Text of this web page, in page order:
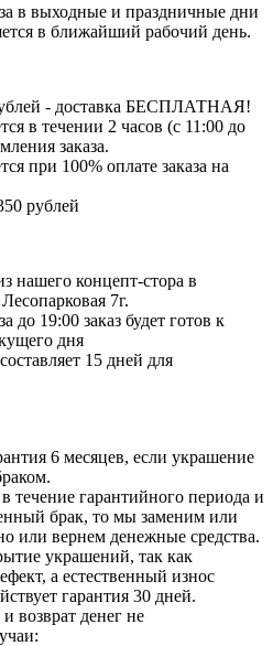
в выходные и праздничные дни
в ближайший рабочий день.
- доставка БЕСПЛАТНАЯ!
в течении 2 часов (с 11:00 до
заказа.
при 100% оплате заказа на
рублей
нашего концепт-стора в
7г.
до 19:00 заказ будет готов к
дня
15 дней для
6 месяцев, если украшение
течение гарантийного периода и
брак, то мы заменим или
или вернем денежные средства.
украшений, так как
а естественный износ
гарантия 30 дней.
возврат денег не